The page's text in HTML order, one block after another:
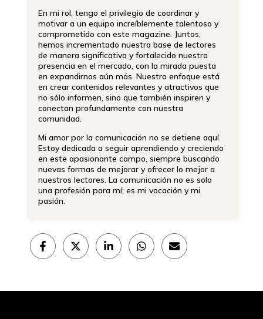
En mi rol, tengo el privilegio de coordinar y
motivar a un equipo increíblemente talentoso y
comprometido con este magazine. Juntos,
hemos incrementado nuestra base de lectores
de manera significativa y fortalecido nuestra
presencia en el mercado, con la mirada puesta
en expandirnos aún más. Nuestro enfoque está
en crear contenidos relevantes y atractivos que
no sólo informen, sino que también inspiren y
conectan profundamente con nuestra
comunidad.
Mi amor por la comunicación no se detiene aquí.
Estoy dedicada a seguir aprendiendo y creciendo
en este apasionante campo, siempre buscando
nuevas formas de mejorar y ofrecer lo mejor a
nuestros lectores. La comunicación no es solo
una profesión para mí; es mi vocación y mi
pasión.
Compartir
en
Compartir
en
Compartir
en
Compartir
en
Compartir
en